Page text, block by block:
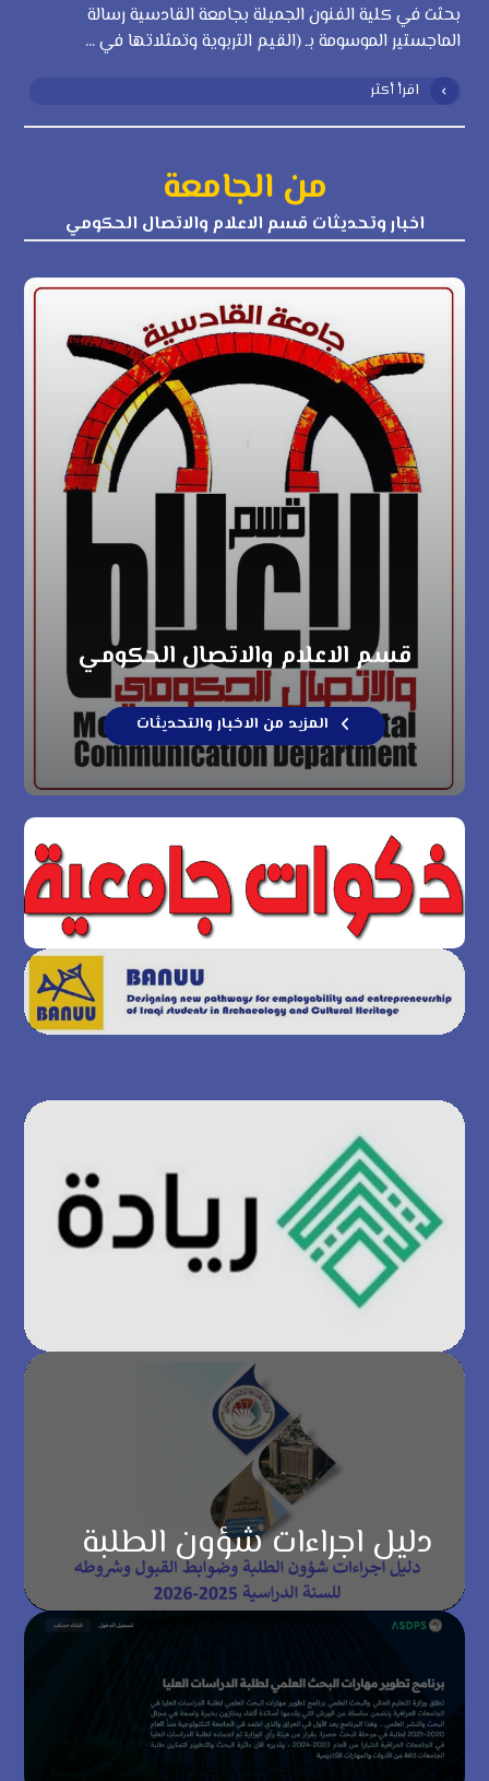
بحثت في كلية الفنون الجميلة بجامعة القادسية رسالة
الماجستير الموسومة بـ (القيم التربوية وتمثلاتها في ...
اقرأ أكثر
من الجامعة
اخبار وتحديثات قسم الاعلام والاتصال الحكومي
قسم الاعلام والاتصال الحكومي
المزيد من الاخبار والتحديثات
دليل اجراءات شؤون الطلبة